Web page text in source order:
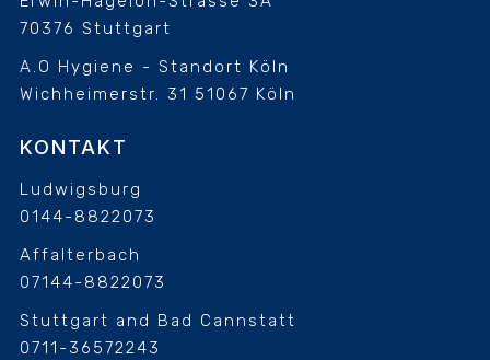
70376 Stuttgart
A.O Hygiene - Standort Köln
Wichheimerstr. 31 51067 Köln
KONTAKT
Ludwigsburg
0144-8822073
Affalterbach
07144-8822073
Stuttgart and Bad Cannstatt
0711-36572243